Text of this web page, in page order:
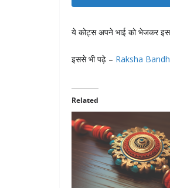
ये कोट्स अपने भाई को भेजकर इस
इससे भी पढ़े – Raksha
Related